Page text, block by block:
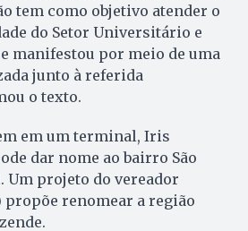
tem como objetivo atender o
do Setor Universitário e
manifestou por meio de uma
junto à referida
o texto.
em um terminal, Iris
dar nome ao bairro São
Um projeto do vereador
propõe renomear a região